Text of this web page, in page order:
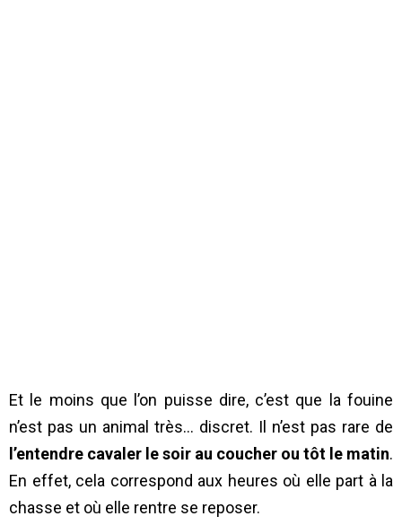
Et le moins que l’on puisse dire, c’est que la fouine
n’est pas un animal très… discret. Il n’est pas rare de
l’entendre cavaler le soir au coucher ou tôt le matin.
En effet, cela correspond aux heures où elle part à la
chasse et où elle rentre se reposer.